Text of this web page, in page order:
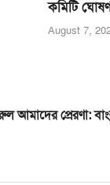
কমিটি
August 7,
আমাদের প্রেরণা: